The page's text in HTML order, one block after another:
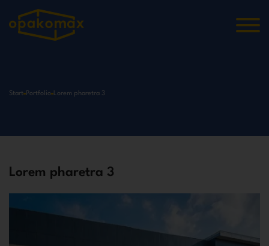
Start Portfolio Lorem pharetra 3
Lorem pharetra 3